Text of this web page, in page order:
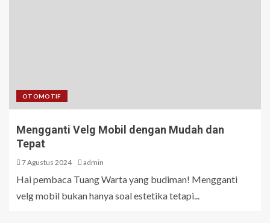
OTOMOTIF
Mengganti Velg Mobil dengan Mudah dan
Tepat
7 Agustus 2024 admin
Hai pembaca Tuang Warta yang budiman! Mengganti
velg mobil bukan hanya soal estetika tetapi...